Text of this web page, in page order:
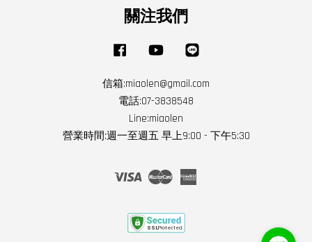
關注我們
Facebook YouTube
信箱:miaolen@gmail.com
電話:07-3838548
Line:miaolen
營業時間:週一至週五 早上9:00 - 下午5:30
Visa Master